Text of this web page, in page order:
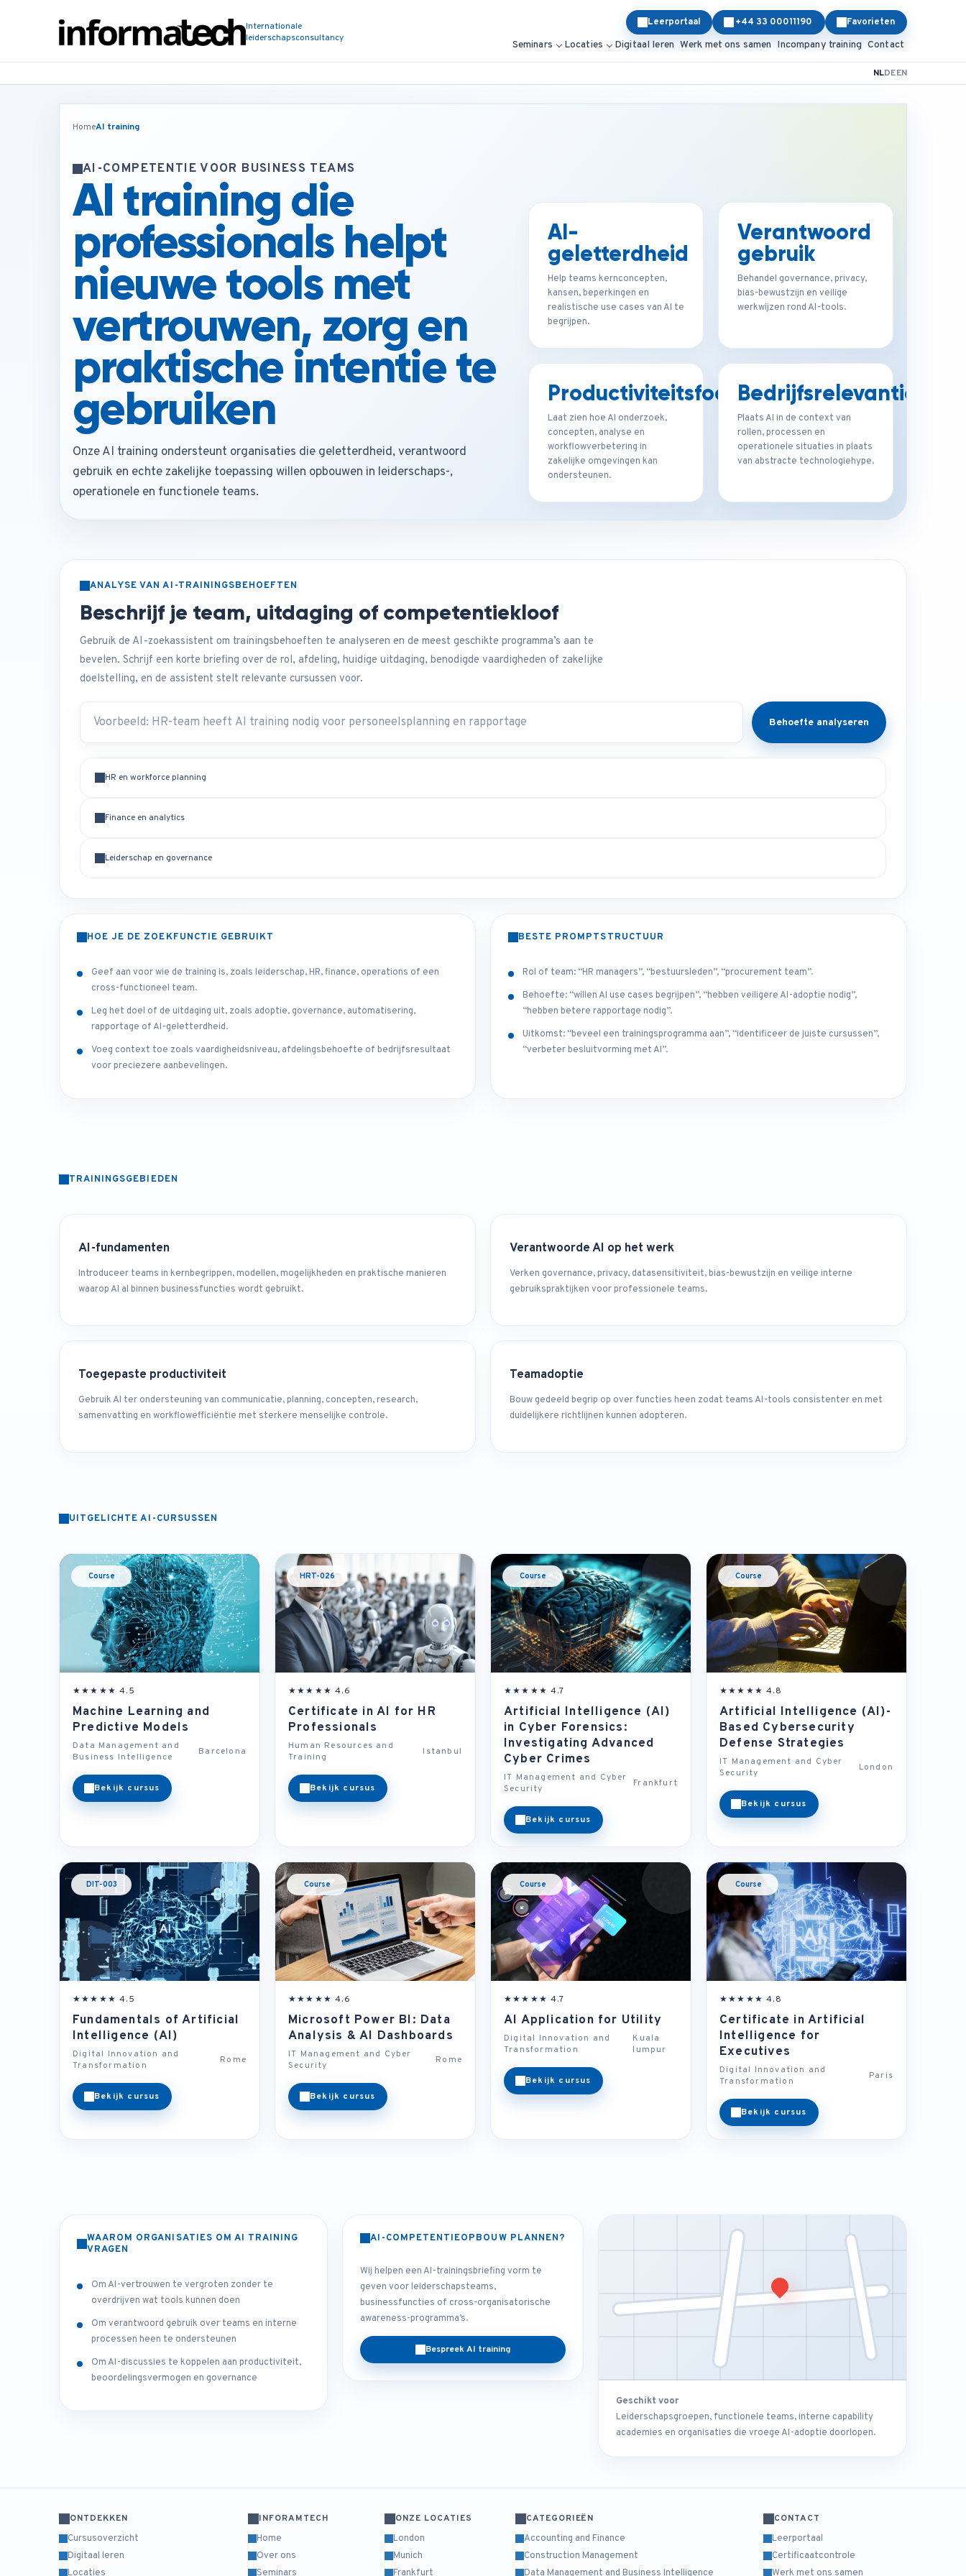
Internationale
leiderschapsconsultancy
Leerportaal +44 33 00011190 Favorieten
Seminars Locaties Digitaal leren Werk met ons samen Incompany training Contact
NLDEEN
HomeAI training
AI-COMPETENTIE VOOR BUSINESS TEAMS
AI training die
professionals helpt
nieuwe tools met
vertrouwen, zorg en
praktische intentie te
gebruiken
Onze AI training ondersteunt organisaties die geletterdheid, verantwoord
gebruik en echte zakelijke toepassing willen opbouwen in leiderschaps-,
operationele en functionele teams.
AI-
geletterdheid
Help teams kernconcepten,
kansen, beperkingen en
realistische use cases van AI te
begrijpen.
Verantwoord
gebruik
Behandel governance, privacy,
bias-bewustzijn en veilige
werkwijzen rond AI-tools.
Productiviteitsfocus
Laat zien hoe AI onderzoek,
concepten, analyse en
workflowverbetering in
zakelijke omgevingen kan
ondersteunen.
Bedrijfsrelevantie
Plaats AI in de context van
rollen, processen en
operationele situaties in plaats
van abstracte technologiehype.
ANALYSE VAN AI-TRAININGSBEHOEFTEN
Beschrijf je team, uitdaging of competentiekloof
Gebruik de AI-zoekassistent om trainingsbehoeften te analyseren en de meest geschikte programma’s aan te
bevelen. Schrijf een korte briefing over de rol, afdeling, huidige uitdaging, benodigde vaardigheden of zakelijke
doelstelling, en de assistent stelt relevante cursussen voor.
Behoefte analyseren
HR en workforce planning
Finance en analytics
Leiderschap en governance
HOE JE DE ZOEKFUNCTIE GEBRUIKT
Geef aan voor wie de training is, zoals leiderschap, HR, finance, operations of een
cross-functioneel team.
Leg het doel of de uitdaging uit, zoals adoptie, governance, automatisering,
rapportage of AI-geletterdheid.
Voeg context toe zoals vaardigheidsniveau, afdelingsbehoefte of bedrijfsresultaat
voor preciezere aanbevelingen.
BESTE PROMPTSTRUCTUUR
Rol of team: “HR managers”, “bestuursleden”, “procurement team”.
Behoefte: “willen AI use cases begrijpen”, “hebben veiligere AI-adoptie nodig”,
“hebben betere rapportage nodig”.
Uitkomst: “beveel een trainingsprogramma aan”, “identificeer de juiste cursussen”,
“verbeter besluitvorming met AI”.
TRAININGSGEBIEDEN
AI-fundamenten
Introduceer teams in kernbegrippen, modellen, mogelijkheden en praktische manieren
waarop AI al binnen businessfuncties wordt gebruikt.
Verantwoorde AI op het werk
Verken governance, privacy, datasensitiviteit, bias-bewustzijn en veilige interne
gebruikspraktijken voor professionele teams.
Toegepaste productiviteit
Gebruik AI ter ondersteuning van communicatie, planning, concepten, research,
samenvatting en workflowefficiëntie met sterkere menselijke controle.
Teamadoptie
Bouw gedeeld begrip op over functies heen zodat teams AI-tools consistenter en met
duidelijkere richtlijnen kunnen adopteren.
UITGELICHTE AI-CURSUSSEN
Course
★★★★★ 4.5
Machine Learning and
Predictive Models
Data Management and
Business Intelligence
Barcelona
Bekijk cursus
HRT-026
★★★★★ 4.6
Certificate in AI for HR
Professionals
Human Resources and
Training
Istanbul
Bekijk cursus
Course
★★★★★ 4.7
Artificial Intelligence (AI)
in Cyber Forensics:
Investigating Advanced
Cyber Crimes
IT Management and Cyber
Security
Frankfurt
Bekijk cursus
Course
★★★★★ 4.8
Artificial Intelligence (AI)-
Based Cybersecurity
Defense Strategies
IT Management and Cyber
Security
London
Bekijk cursus
DIT-003
★★★★★ 4.5
Fundamentals of Artificial
Intelligence (AI)
Digital Innovation and
Transformation
Rome
Bekijk cursus
Course
★★★★★ 4.6
Microsoft Power BI: Data
Analysis & AI Dashboards
IT Management and Cyber
Security
Rome
Bekijk cursus
Course
★★★★★ 4.7
AI Application for Utility
Digital Innovation and
Transformation
Kuala
lumpur
Bekijk cursus
Course
★★★★★ 4.8
Certificate in Artificial
Intelligence for
Executives
Digital Innovation and
Transformation
Paris
Bekijk cursus
WAAROM ORGANISATIES OM AI TRAINING
VRAGEN
Om AI-vertrouwen te vergroten zonder te
overdrijven wat tools kunnen doen
Om verantwoord gebruik over teams en interne
processen heen te ondersteunen
Om AI-discussies te koppelen aan productiviteit,
beoordelingsvermogen en governance
AI-COMPETENTIEOPBOUW PLANNEN?
Wij helpen een AI-trainingsbriefing vorm te
geven voor leiderschapsteams,
businessfuncties of cross-organisatorische
awareness-programma’s.
Bespreek AI training
Geschikt voor
Leiderschapsgroepen, functionele teams, interne capability
academies en organisaties die vroege AI-adoptie doorlopen.
ONTDEKKEN
Cursusoverzicht
Digitaal leren
Locaties
INFORAMTECH
Home
Over ons
Seminars
ONZE LOCATIES
London
Munich
Frankfurt
CATEGORIEËN
Accounting and Finance
Construction Management
Data Management and Business Intelligence
CONTACT
Leerportaal
Certificaatcontrole
Werk met ons samen